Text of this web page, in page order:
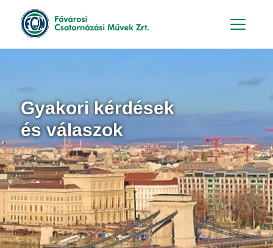
Gyakori kérdések
és válaszok